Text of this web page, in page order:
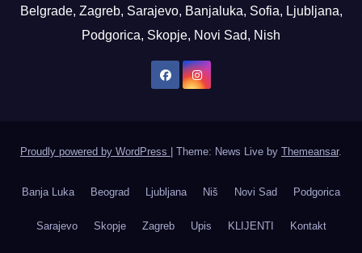
Belgrade, Zagreb, Sarajevo, Banjaluka, Sofia, Ljubljana,
Podgorica, Skopje, Novi Sad, Nish
Proudly powered by WordPress Theme: News Live by Themeansar.
Banja Luka Beograd Ljubljana Niš Novi Sad Podgorica
Sarajevo Skopje Zagreb Upis KLIJENTI Kontakt